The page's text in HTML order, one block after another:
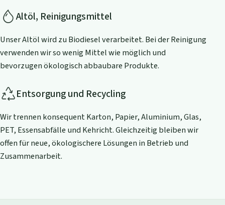
Altöl, Reinigungsmittel
Unser Altöl wird zu Biodiesel verarbeitet. Bei der Reinigung
verwenden wir so wenig Mittel wie möglich und
bevorzugen ökologisch abbaubare Produkte.
Entsorgung und Recycling
Wir trennen konsequent Karton, Papier, Aluminium, Glas,
PET, Essensabfälle und Kehricht. Gleichzeitig bleiben wir
offen für neue, ökologischere Lösungen in Betrieb und
Zusammenarbeit.